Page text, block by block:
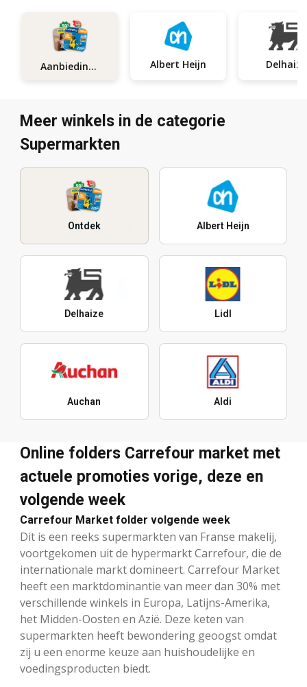
Aanbiedingen Albert Heijn Delhaize
Meer winkels in de categorie
Supermarkten
Ontdek Albert Heijn
Delhaize Lidl
Auchan Aldi
Online folders Carrefour market met
actuele promoties vorige, deze en
volgende week
Carrefour Market folder volgende week
Dit is een reeks supermarkten van Franse makelij,
voortgekomen uit de hypermarkt Carrefour, die de
internationale markt domineert. Carrefour Market
heeft een marktdominantie van meer dan 30% met
verschillende winkels in Europa, Latijns-Amerika,
het Midden-Oosten en Azië. Deze keten van
supermarkten heeft bewondering geoogst omdat
zij u een enorme keuze aan huishoudelijke en
voedingsproducten biedt.